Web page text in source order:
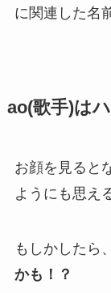
に関連した名
ao(歌手)は
お顔を見ると
ようにも思え
もしかしたら、
かも！？